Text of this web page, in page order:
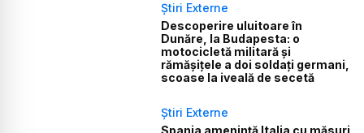
Știri Externe
Descoperire uluitoare în
Dunăre, la Budapesta: o
motocicletă militară și
rămășițele a doi soldați germani,
scoase la iveală de secetă
Știri Externe